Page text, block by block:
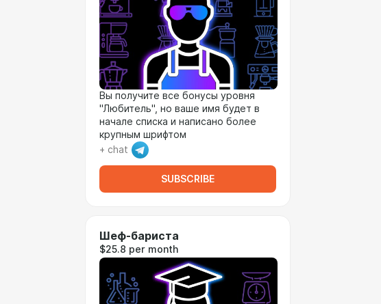
Вы получите все бонусы уровня
"Любитель", но ваше имя будет в
начале списка и написано более
крупным шрифтом
+ chat
SUBSCRIBE
Шеф-бариста
$25.8 per month